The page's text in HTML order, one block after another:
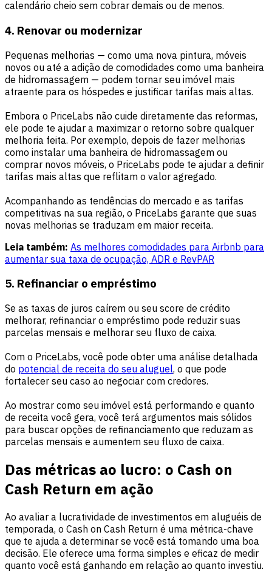
calendário cheio sem cobrar demais ou de menos.
4. Renovar ou modernizar
Pequenas melhorias — como uma nova pintura, móveis
novos ou até a adição de comodidades como uma banheira
de hidromassagem — podem tornar seu imóvel mais
atraente para os hóspedes e justificar tarifas mais altas.
Embora o PriceLabs não cuide diretamente das reformas,
ele pode te ajudar a maximizar o retorno sobre qualquer
melhoria feita. Por exemplo, depois de fazer melhorias
como instalar uma banheira de hidromassagem ou
comprar novos móveis, o PriceLabs pode te ajudar a definir
tarifas mais altas que reflitam o valor agregado.
Acompanhando as tendências do mercado e as tarifas
competitivas na sua região, o PriceLabs garante que suas
novas melhorias se traduzam em maior receita.
Leia também: As melhores comodidades para Airbnb para
aumentar sua taxa de ocupação, ADR e RevPAR
5. Refinanciar o empréstimo
Se as taxas de juros caírem ou seu score de crédito
melhorar, refinanciar o empréstimo pode reduzir suas
parcelas mensais e melhorar seu fluxo de caixa.
Com o PriceLabs, você pode obter uma análise detalhada
do potencial de receita do seu aluguel, o que pode
fortalecer seu caso ao negociar com credores.
Ao mostrar como seu imóvel está performando e quanto
de receita você gera, você terá argumentos mais sólidos
para buscar opções de refinanciamento que reduzam as
parcelas mensais e aumentem seu fluxo de caixa.
Das métricas ao lucro: o Cash on
Cash Return em ação
Ao avaliar a lucratividade de investimentos em aluguéis de
temporada, o Cash on Cash Return é uma métrica-chave
que te ajuda a determinar se você está tomando uma boa
decisão. Ele oferece uma forma simples e eficaz de medir
quanto você está ganhando em relação ao quanto investiu.